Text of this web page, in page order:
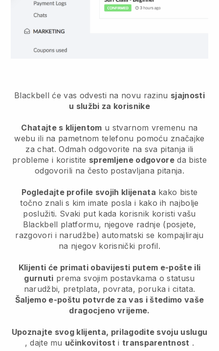
Blackbell će vas odvesti na novu razinu sjajnosti
u službi za korisnike
Chatajte s klijentom u stvarnom vremenu na
webu ili na pametnom telefonu pomoću značajke
za chat. Odmah odgovorite na sva pitanja ili
probleme i koristite spremljene odgovoreda biste
odgovorili na često postavljana pitanja.
Pogledajte profile svojih klijenata kako biste
točno znali s kim imate posla i kako ih najbolje
poslužiti. Svaki put kada korisnik koristi vašu
Blackbell platformu, njegove radnje (posjete,
razgovori i narudžbe) automatski se kompajliraju
na njegov korisnički profil.
Klijenti će primati obavijesti putem e-pošte ili
gurnuti prema svojim postavkama o statusu
narudžbi, pretplata, povrata, poruka i citata.
Šaljemo e-poštu potvrde za vas i štedimo vaše
dragocjeno vrijeme.
Upoznajte svog klijenta, prilagodite svoju uslugu
, dajte mu učinkovitost i transparentnost .